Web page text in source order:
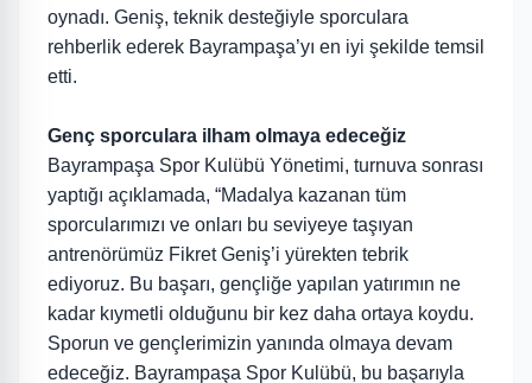
oynadı. Geniş, teknik desteğiyle sporculara
rehberlik ederek Bayrampaşa’yı en iyi şekilde temsil
etti.
Genç sporculara ilham olmaya edeceğiz
Bayrampaşa Spor Kulübü Yönetimi, turnuva sonrası
yaptığı açıklamada, “Madalya kazanan tüm
sporcularımızı ve onları bu seviyeye taşıyan
antrenörümüz Fikret Geniş’i yürekten tebrik
ediyoruz. Bu başarı, gençliğe yapılan yatırımın ne
kadar kıymetli olduğunu bir kez daha ortaya koydu.
Sporun ve gençlerimizin yanında olmaya devam
edeceğiz. Bayrampaşa Spor Kulübü, bu başarıyla